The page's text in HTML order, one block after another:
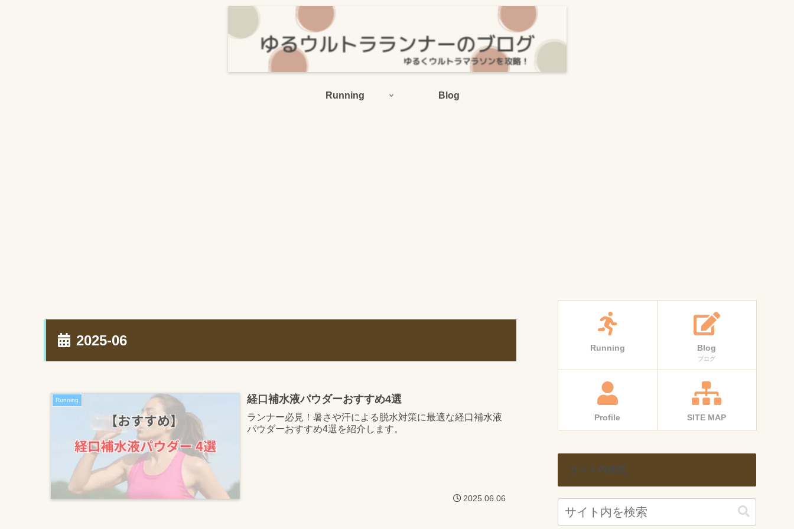
Running Blog
2025-06
Running 経口補水液パウダーおすすめ4選
ランナー必見！暑さや汗による脱水対策に最適な経口補水液
パウダーおすすめ4選を紹介します。
2025.06.06
Running Blog
ブログ
Profile SITE MAP
サイト内検索